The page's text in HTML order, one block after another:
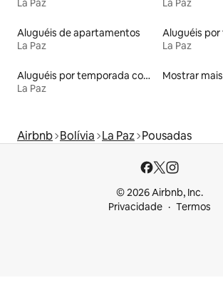
La Paz
La Paz
Aluguéis de apartamentos
La Paz
La Paz
Aluguéis por temporada com acesso ao lago
La Paz
Mostrar mais
Airbnb Bolívia La Paz Pousadas
© 2026 Airbnb, Inc.
Privacidade
Termos